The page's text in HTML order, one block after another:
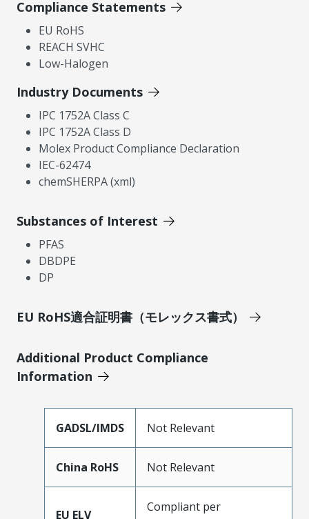
Compliance Statements
EU RoHS
REACH SVHC
Low-Halogen
Industry Documents
IPC 1752A Class C
IPC 1752A Class D
Molex Product Compliance Declaration
IEC-62474
chemSHERPA (xml)
Substances of Interest
PFAS
DBDPE
DP
EU RoHS適合証明書（モレックス書式）
Additional Product Compliance
Information
GADSL/IMDS Not Relevant
China RoHS Not Relevant
EU ELV
Compliant per